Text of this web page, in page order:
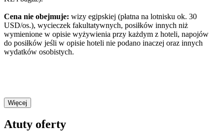
Cena nie obejmuje: wizy egipskiej (płatna na lotnisku ok. 30
USD/os.), wycieczek fakultatywnych, posiłków innych niż
wymienione w opisie wyżywienia przy każdym z hoteli, napojów
do posiłków jeśli w opisie hoteli nie podano inaczej oraz innych
wydatków osobistych.
Więcej
Atuty oferty